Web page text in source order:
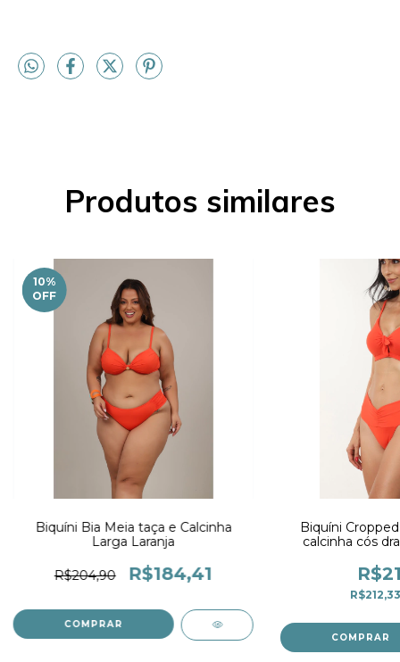
Produtos similares
10%
OFF
Biquíni Bia Meia taça e Calcinha
Larga Laranja
R$204,90 R$184,41
COMPRAR
Biquíni
calcinha cós
COMPRAR